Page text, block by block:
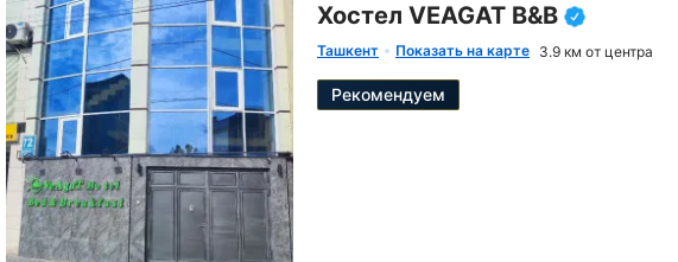
Хостел VEAGAT B&B
Ташкент Показать на карте 3.9 км от центра
Рекомендуем